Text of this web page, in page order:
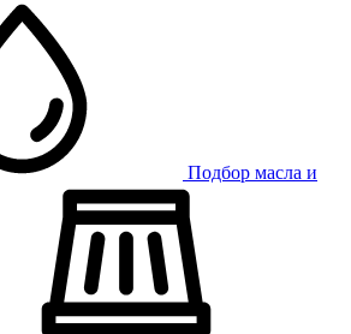
Подбор масла и